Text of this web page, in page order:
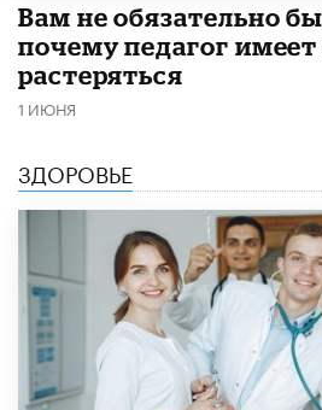
​Вам не обязательно
почему педагог имеет
растеряться
1 ИЮНЯ
ЗДОРОВЬЕ